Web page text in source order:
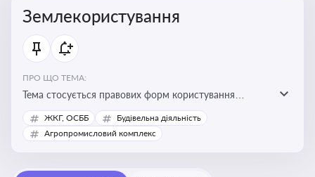
Землекористування
ПРО ЩО ТЕМА:
Тема стосується правових форм користування
землею, зокрема умов доступу, володіння та
користування земельними ділянками різних форм
ЖКГ, ОСББ
Будівельна діяльність
Агропромисловий комплекс